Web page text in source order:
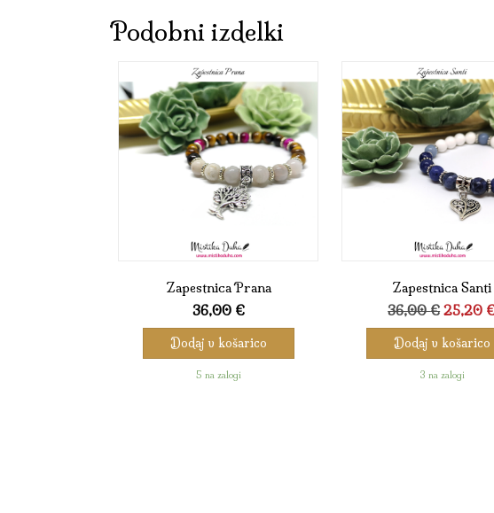
Podobni izdelki
Zapestnica Prana
36,00 €
Dodaj v košarico
5 na zalogi
Zapestnica Santi
36,00€ Izvirna
cena
je
bila:
25,20
Dodaj v košarico
3 na zalogi